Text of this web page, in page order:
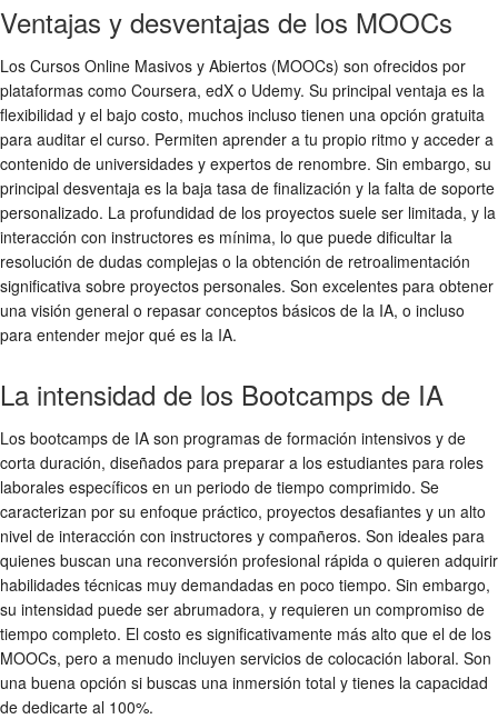
Ventajas y desventajas de los MOOCs
Los Cursos Online Masivos y Abiertos (MOOCs) son ofrecidos por
plataformas como Coursera, edX o Udemy. Su principal ventaja es la
flexibilidad y el bajo costo, muchos incluso tienen una opción gratuita
para auditar el curso. Permiten aprender a tu propio ritmo y acceder a
contenido de universidades y expertos de renombre. Sin embargo, su
principal desventaja es la baja tasa de finalización y la falta de soporte
personalizado. La profundidad de los proyectos suele ser limitada, y la
interacción con instructores es mínima, lo que puede dificultar la
resolución de dudas complejas o la obtención de retroalimentación
significativa sobre proyectos personales. Son excelentes para obtener
una visión general o repasar conceptos básicos de la IA, o incluso
para entender mejor qué es la IA.
La intensidad de los Bootcamps de IA
Los bootcamps de IA son programas de formación intensivos y de
corta duración, diseñados para preparar a los estudiantes para roles
laborales específicos en un periodo de tiempo comprimido. Se
caracterizan por su enfoque práctico, proyectos desafiantes y un alto
nivel de interacción con instructores y compañeros. Son ideales para
quienes buscan una reconversión profesional rápida o quieren adquirir
habilidades técnicas muy demandadas en poco tiempo. Sin embargo,
su intensidad puede ser abrumadora, y requieren un compromiso de
tiempo completo. El costo es significativamente más alto que el de los
MOOCs, pero a menudo incluyen servicios de colocación laboral. Son
una buena opción si buscas una inmersión total y tienes la capacidad
de dedicarte al 100%.